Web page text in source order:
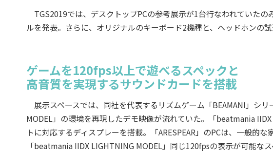
TGS2019では、デスクトップPCの参考展示が1台行なわれていた
ルを発表。さらに、オリジナルのキーボード2機種と、ヘッドホンの試
ゲームを120fps以上で遊べるスペックと
高音質を実現するサウンドカードを搭載
展示スペースでは、同社を代表するリズムゲーム「BEAMANI」シ
MODEL」の環境を再現したデモ映像が流れていた。「beatmania
トに対応するディスプレーを搭載。「ARESPEAR」のPCは、一般的
「beatmania IIDX LIGHTNING MODEL」同じ120fpsの表示が可能なス